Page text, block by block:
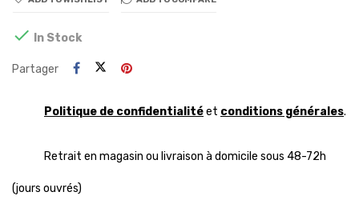
 In Stock
Partager
Politique de confidentialitéet conditions générales.
Retrait en magasin ou livraison à domicile sous 48-72h
(jours ouvrés)